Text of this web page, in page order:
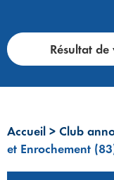
Résultat
Accueil > Club
et Enrochement